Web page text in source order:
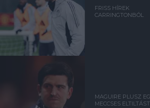
FRISS HÍREK
CARRINGTONBÓL
MAGUIRE PLUSZ
MECCSES